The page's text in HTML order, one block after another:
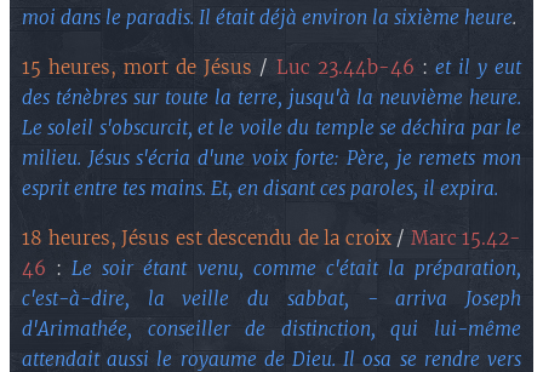
moi dans le paradis. Il était déjà environ la sixième heure.
15 heures, mort de Jésus / Luc 23.44b-46 : et il y eut
des ténèbres sur toute la terre, jusqu'à la neuvième heure.
Le soleil s'obscurcit, et le voile du temple se déchira par le
milieu. Jésus s'écria d'une voix forte: Père, je remets mon
esprit entre tes mains. Et, en disant ces paroles, il expira.
18 heures, Jésus est descendu de la croix/ Marc 15.42-
46 :Le soir étant venu, comme c'était la préparation,
c'est-à-dire, la veille du sabbat, - arriva Joseph
d'Arimathée, conseiller de distinction, qui lui-même
attendait aussi le royaume de Dieu. Il osa se rendre vers